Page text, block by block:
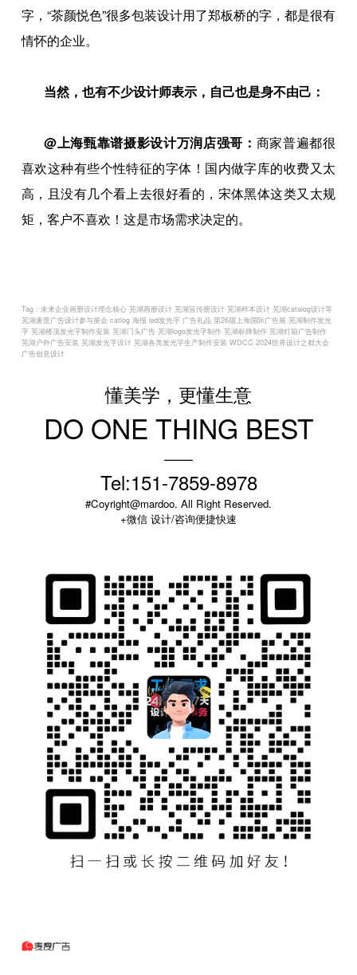
字，“茶颜悦色”很多包装设计用了郑板桥的字，都是很有
情怀的企业。
当然，也有不少设计师表示，自己也是身不由己：
@上海甄靠谱摄影设计万润店强哥： 商家普遍都很
喜欢这种有些个性特征的字体！国内做字库的收费又太
高，且没有几个看上去很好看的，宋体黑体这类又太规
矩，客户不喜欢！这是市场需求决定的。
Tag : 未来企业画册设计理念核心 芜湖画册设计 芜湖宣传册设计 芜湖样本设计 芜湖catalog设计等
芜湖麦度广告设计参与展会 catlog 海报 led发光字 广告礼品 第26届上海国际广告展 芜湖制作发光
字 芜湖楼顶发光字制作安装 芜湖门头广告 芜湖logo发光字制作 芜湖标牌制作 芜湖灯箱广告制作
芜湖户外广告安装 芜湖发光字设计 芜湖各类发光字生产制作安装 WDCC 2024世界设计之都大会
广告创意设计
懂美学，更懂生意
DO ONE THING BEST
——
Tel:151-7859-8978
#Coyright@mardoo. All Right Reserved.
+微信 设计/咨询便捷快速